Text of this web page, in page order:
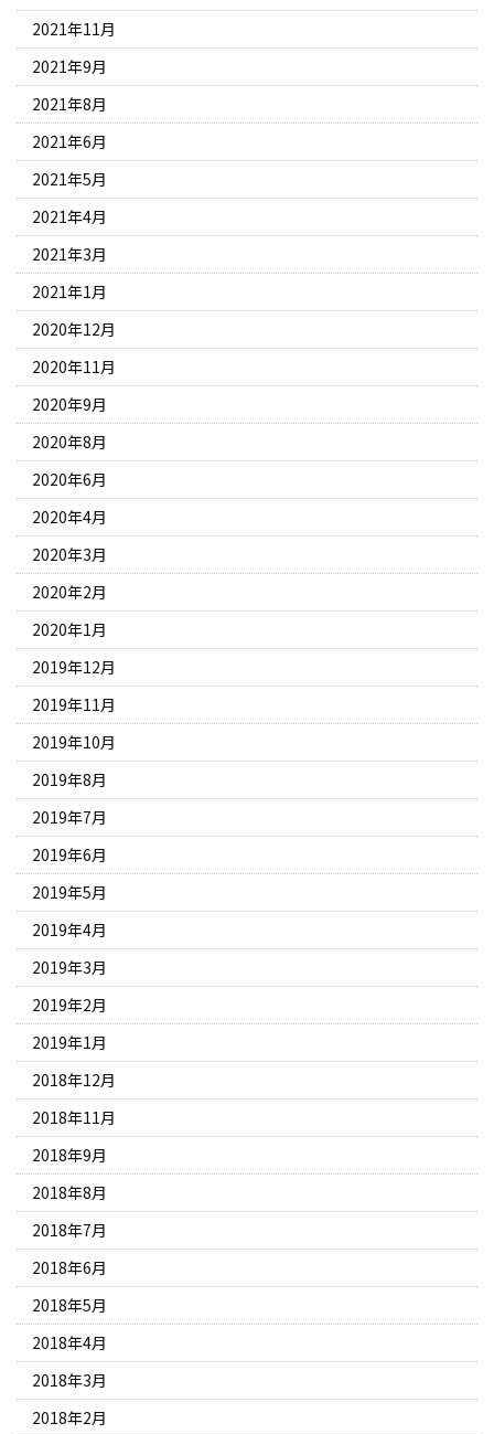
2021年11月
2021年9月
2021年8月
2021年6月
2021年5月
2021年4月
2021年3月
2021年1月
2020年12月
2020年11月
2020年9月
2020年8月
2020年6月
2020年4月
2020年3月
2020年2月
2020年1月
2019年12月
2019年11月
2019年10月
2019年8月
2019年7月
2019年6月
2019年5月
2019年4月
2019年3月
2019年2月
2019年1月
2018年12月
2018年11月
2018年9月
2018年8月
2018年7月
2018年6月
2018年5月
2018年4月
2018年3月
2018年2月